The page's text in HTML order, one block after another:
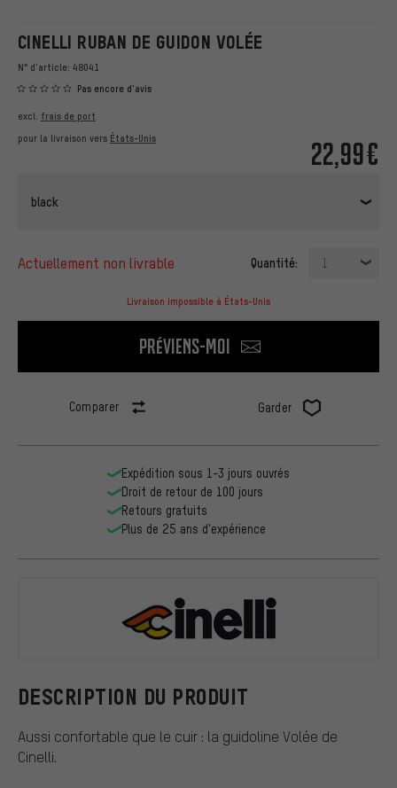
CINELLI RUBAN DE GUIDON VOLÉE
N° d'article: 48041
Pas encore d'avis
22,99€
excl. frais de port
pour la livraison vers États-Unis
black
actuellement non livrable Quantité: 1
Livraison impossible à États-Unis
Préviens-moi
Comparer Garder
DESCRIPTION DU PRODUIT
Aussi confortable que le cuir : la guidoline Volée de
Cinelli.
Expédition sous 1-3 jours ouvrés
Droit de retour de 100 jours
Retours gratuits
Plus de 25 ans d'expérience